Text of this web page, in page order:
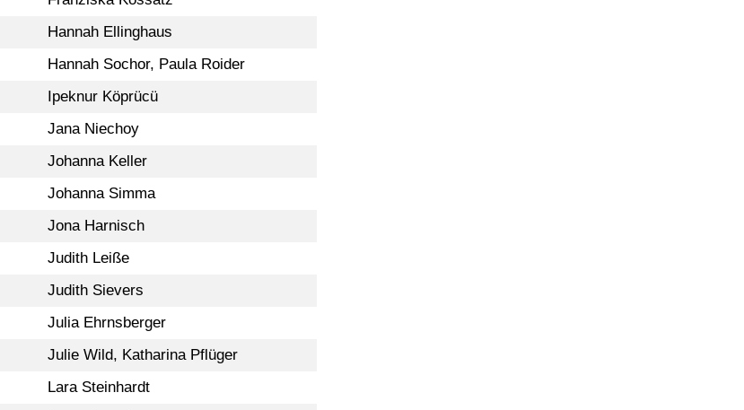
Hannah Ellinghaus
Hannah Sochor, Paula Roider
Ipeknur Köprücü
Jana Niechoy
Johanna Keller
Johanna Simma
Jona Harnisch
Judith Leiße
Judith Sievers
Julia Ehrnsberger
Julie Wild, Katharina Pflüger
Lara Steinhardt